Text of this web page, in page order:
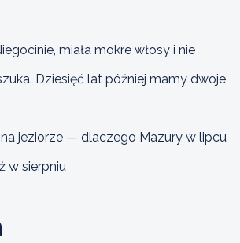
miała mokre włosy i nie
Dziesięć lat później mamy dwoje
jeziorze — dlaczego Mazury w lipcu
w sierpniu